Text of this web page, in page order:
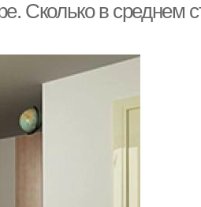
Сколько в среднем